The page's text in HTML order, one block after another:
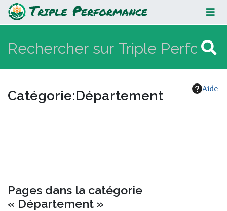
Département
Aide
Catégorie:Département
Pages dans la catégorie
« Département »